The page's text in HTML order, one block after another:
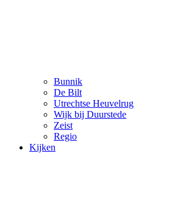
Bunnik
De Bilt
Utrechtse Heuvelrug
Wijk bij Duurstede
Zeist
Regio
Kijken